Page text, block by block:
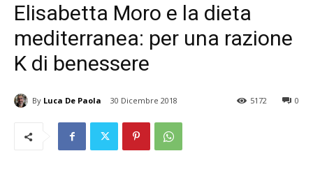
Elisabetta Moro e la dieta
mediterranea: per una razione
K di benessere
By Luca De Paola 30 Dicembre 2018 0
5172